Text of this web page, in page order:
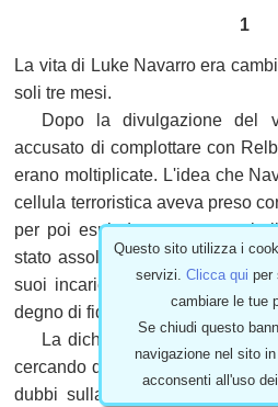
1
La vita di Luke Navarro era
soli tre mesi.
Dopo la divulgazione del
accusato di complottare con
erano moltiplicate. L'idea che
cellula terroristica aveva preso
per poi esplodere come una
stato assolto. Intanto era stato
suoi incarichi e aveva perso il
degno di fiducia.
La dichiarazione stringata in
cercando di avere informazioni
dubbi sulla condotta di
Questo sito utilizza i
servizi.Clicca qui per
cambiare le tue
Se chiudi questo
navigazione nel sito
acconsenti all'uso